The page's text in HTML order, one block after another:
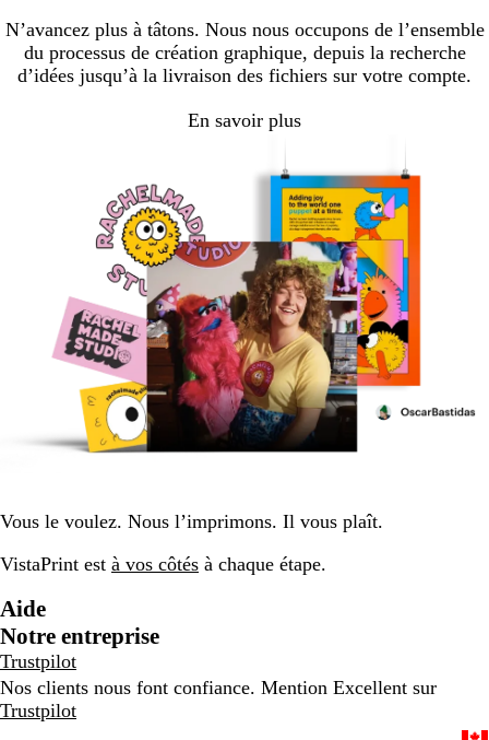
N’avancez plus à tâtons. Nous nous occupons de l’ensemble
du processus de création graphique, depuis la recherche
d’idées jusqu’à la livraison des fichiers sur votre compte.
En savoir plus
Vous le voulez. Nous l’imprimons. Il vous plaît.
VistaPrint est à vos côtés à chaque étape.
Aide
Notre entreprise
Trustpilot
Nos clients nous font confiance. Mention Excellent sur
Trustpilot